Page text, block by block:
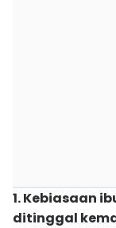
1. Kebiasaan
ditinggal